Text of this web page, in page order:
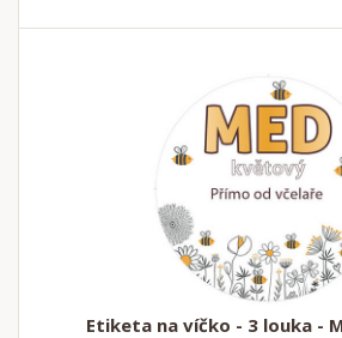
Etiketa na víčko - 3 louka -